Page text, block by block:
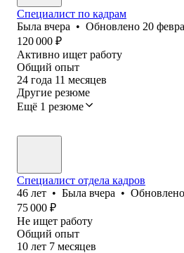
Специалист по кадрам
Была вчера • Обновлено 20
120 000 ₽
Активно ищет работу
Общий опыт
24 года 11 месяцев
Другие резюме
Ещё 1 резюме
Специалист отдела кадров
46 лет • Была вчера • Обновлено
75 000 ₽
Не ищет работу
Общий опыт
10 лет 7 месяцев